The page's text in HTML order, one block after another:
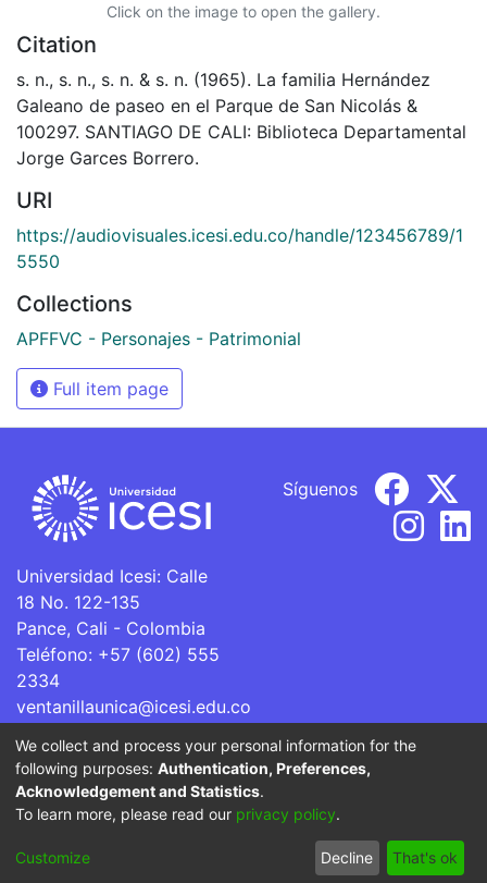
Click on the image to open the gallery.
Citation
s. n., s. n., s. n. & s. n. (1965). La familia Hernández
Galeano de paseo en el Parque de San Nicolás &
100297. SANTIAGO DE CALI: Biblioteca Departamental
Jorge Garces Borrero.
URI
https://audiovisuales.icesi.edu.co/handle/123456789/1
5550
Collections
APFFVC - Personajes - Patrimonial
Full item page
Universidad Icesi: Calle
18 No. 122-135
Pance, Cali - Colombia
Teléfono: +57 (602) 555
2334
ventanillaunica@icesi.edu.co
Síguenos
La Universidad Icesi es una Institución de Educación
Superior que se encuentra sujeta a inspección y vigilancia
por parte del Ministerio de Educación Nacional.
Cookie
End User
Agreement
Send
Feedback
We collect and process your personal information for the
following purposes: Authentication, Preferences,
Acknowledgement and Statistics.
To learn more, please read our privacy policy.
Customize Decline That's ok